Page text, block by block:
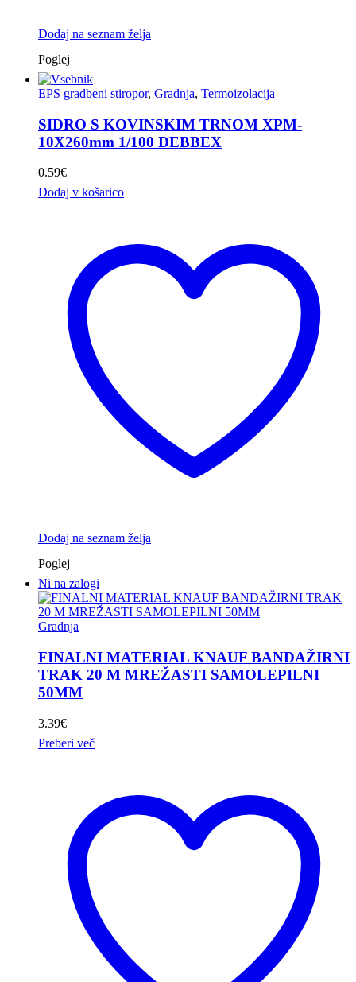
Dodaj na seznam želja
Poglej
EPS gradbeni stiropor, Gradnja, Termoizolacija
SIDRO S KOVINSKIM TRNOM XPM-
10X260mm 1/100 DEBBEX
0.59€
Dodaj v košarico
Dodaj na seznam želja
Poglej
Ni na zalogi
Gradnja
FINALNI MATERIAL KNAUF BANDAŽIRNI
TRAK 20 M MREŽASTI SAMOLEPILNI
50MM
3.39€
Preberi več